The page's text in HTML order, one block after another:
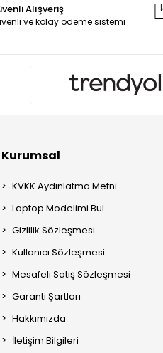
Alışveriş
ve kolay ödeme sistemi
Kurumsal
KVKK Aydınlatma Metni
Laptop Modelimi Bul
Gizlilik Sözleşmesi
Kullanıcı Sözleşmesi
Mesafeli Satış Sözleşmesi
Garanti Şartları
Hakkımızda
İletişim Bilgileri